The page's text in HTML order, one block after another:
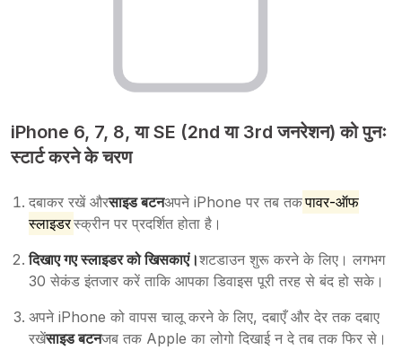
iPhone 6, 7, 8, या SE (2nd या 3rd जनरेशन) को पुनः
स्टार्ट करने के चरण
दबाकर रखें औरसाइड बटनअपने iPhone पर तब तकपावर-ऑफ
स्लाइडरस्क्रीन पर प्रदर्शित होता है।
दिखाए गए स्लाइडर को खिसकाएं।शटडाउन शुरू करने के लिए। लगभग
30 सेकंड इंतजार करें ताकि आपका डिवाइस पूरी तरह से बंद हो सके।
अपने iPhone को वापस चालू करने के लिए, दबाएँ और देर तक दबाए
रखेंसाइड बटनजब तक Apple का लोगो दिखाई न दे तब तक फिर से।